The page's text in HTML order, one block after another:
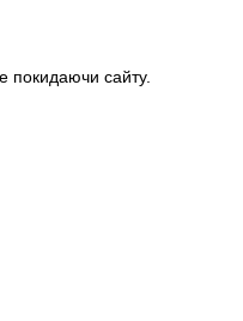
покидаючи сайту.